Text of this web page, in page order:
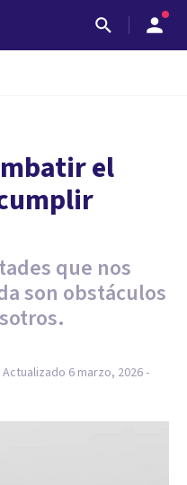
el
que nos
son obstáculos
6 marzo, 2026 -